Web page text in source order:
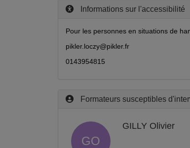
Informations sur l'accessibilité
Pour les personnes en situations de
pikler.loczy@pikler.fr
0143954815
Formateurs susceptibles
GO
GILLY Olivier